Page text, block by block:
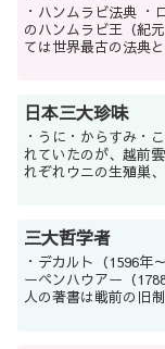
・ハンムラビ法典 ・ローマ法大全 ・ナポレオン法典 バビロニア帝国
のハンムラビ王（紀
ては世界最古の法典
日本三大珍味
・うに・からすみ・
れていたのが、越前
れぞれウニの生殖巣
三大哲学者
・デカルト（1596年
ーペンハウアー（
人の著書は戦前の旧